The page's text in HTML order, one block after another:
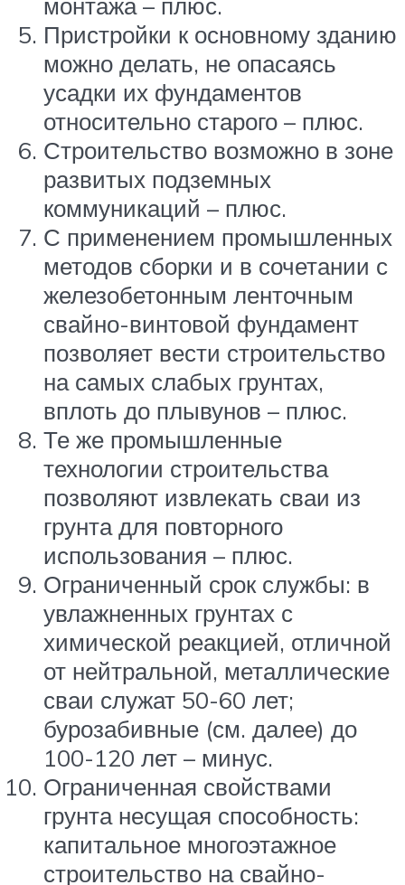
Пристройки к основному зданию
можно делать, не опасаясь
усадки их фундаментов
относительно старого – плюс.
Строительство возможно в зоне
развитых подземных
коммуникаций – плюс.
С применением промышленных
методов сборки и в сочетании с
железобетонным ленточным
свайно-винтовой фундамент
позволяет вести строительство
на самых слабых грунтах,
вплоть до плывунов – плюс.
Те же промышленные
технологии строительства
позволяют извлекать сваи из
грунта для повторного
использования – плюс.
Ограниченный срок службы: в
увлажненных грунтах с
химической реакцией, отличной
от нейтральной, металлические
сваи служат 50-60 лет;
бурозабивные (см. далее) до
100-120 лет – минус.
Ограниченная свойствами
грунта несущая способность:
капитальное многоэтажное
строительство на свайно-